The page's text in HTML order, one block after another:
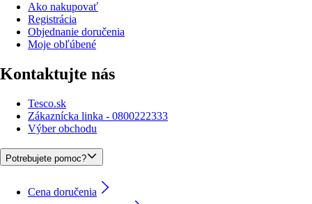
Ako nakupovať
Registrácia
Objednanie doručenia
Moje obľúbené
Kontaktujte nás
Tesco.sk
Zákaznícka linka - 0800222333
Výber obchodu
Potrebujete pomoc?
Cena doručenia